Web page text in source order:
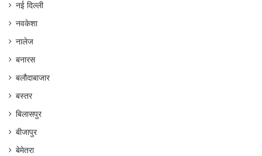
नई दिल्ली
नवकेशा
नालेज
बनारस
बलौदाबाजार
बस्तर
बिलासपुर
बीजापुर
बेमेतरा